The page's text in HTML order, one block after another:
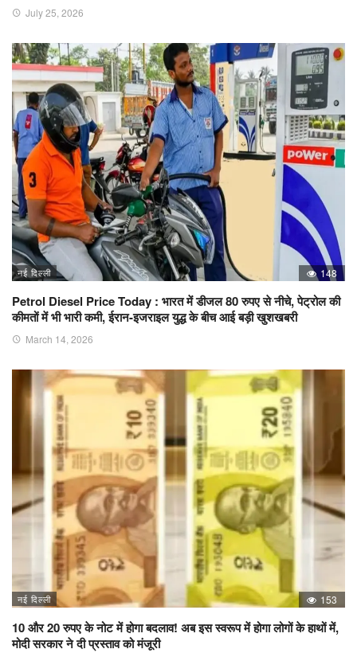
July 25, 2026
नई दिल्ली 148
Petrol Diesel Price Today : भारत में डीजल 80 रुपए से नीचे, पेट्रोल की
कीमतों में भी भारी कमी, ईरान-इजराइल युद्ध के बीच आई बड़ी खुशखबरी
March 14, 2026
नई दिल्ली 153
10 और 20 रुपए के नोट में होगा बदलाव! अब इस स्वरूप में होगा लोगों के हाथों में,
मोदी सरकार ने दी प्रस्ताव को मंजूरी